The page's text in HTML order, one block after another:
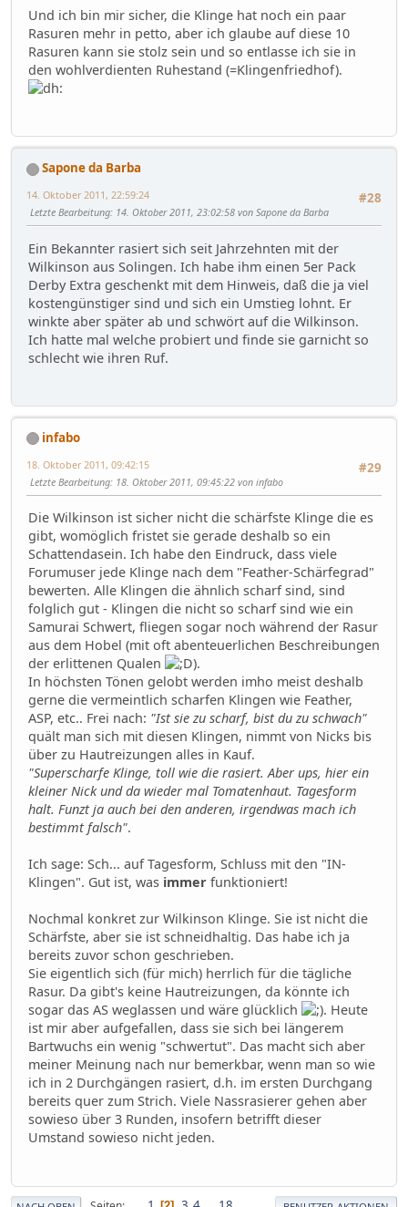
Und ich bin mir sicher, die Klinge hat noch ein paar
Rasuren mehr in petto, aber ich glaube auf diese 10
Rasuren kann sie stolz sein und so entlasse ich sie in
den wohlverdienten Ruhestand (=Klingenfriedhof).
Sapone da Barba
#28
14. Oktober 2011, 22:59:24
Letzte Bearbeitung: 14. Oktober 2011, 23:02:58 von Sapone da Barba
Ein Bekannter rasiert sich seit Jahrzehnten mit der
Wilkinson aus Solingen. Ich habe ihm einen 5er Pack
Derby Extra geschenkt mit dem Hinweis, daß die ja viel
kostengünstiger sind und sich ein Umstieg lohnt. Er
winkte aber später ab und schwört auf die Wilkinson.
Ich hatte mal welche probiert und finde sie garnicht so
schlecht wie ihren Ruf.
infabo
#29
18. Oktober 2011, 09:42:15
Letzte Bearbeitung: 18. Oktober 2011, 09:45:22 von infabo
Die Wilkinson ist sicher nicht die schärfste Klinge die es
gibt, womöglich fristet sie gerade deshalb so ein
Schattendasein. Ich habe den Eindruck, dass viele
Forumuser jede Klinge nach dem "Feather-Schärfegrad"
bewerten. Alle Klingen die ähnlich scharf sind, sind
folglich gut - Klingen die nicht so scharf sind wie ein
Samurai Schwert, fliegen sogar noch während der Rasur
aus dem Hobel (mit oft abenteuerlichen Beschreibungen
der erlittenen Qualen
).
In höchsten Tönen gelobt werden imho meist deshalb
gerne die vermeintlich scharfen Klingen wie Feather,
ASP, etc.. Frei nach: "Ist sie zu scharf, bist du zu schwach"
quält man sich mit diesen Klingen, nimmt von Nicks bis
über zu Hautreizungen alles in Kauf.
"Superscharfe Klinge, toll wie die rasiert. Aber ups, hier ein
kleiner Nick und da wieder mal Tomatenhaut. Tagesform
halt. Funzt ja auch bei den anderen, irgendwas mach ich
bestimmt falsch".
Ich sage: Sch... auf Tagesform, Schluss mit den "IN-
Klingen". Gut ist, was immer funktioniert!
Nochmal konkret zur Wilkinson Klinge. Sie ist nicht die
Schärfste, aber sie ist schneidhaltig. Das habe ich ja
bereits zuvor schon geschrieben.
Sie eigentlich sich (für mich) herrlich für die tägliche
Rasur. Da gibt's keine Hautreizungen, da könnte ich
sogar das AS weglassen und wäre glücklich
. Heute
ist mir aber aufgefallen, dass sie sich bei längerem
Bartwuchs ein wenig "schwertut". Das macht sich aber
meiner Meinung nach nur bemerkbar, wenn man so wie
ich in 2 Durchgängen rasiert, d.h. im ersten Durchgang
bereits quer zum Strich. Viele Nassrasierer gehen aber
sowieso über 3 Runden, insofern betrifft dieser
Umstand sowieso nicht jeden.